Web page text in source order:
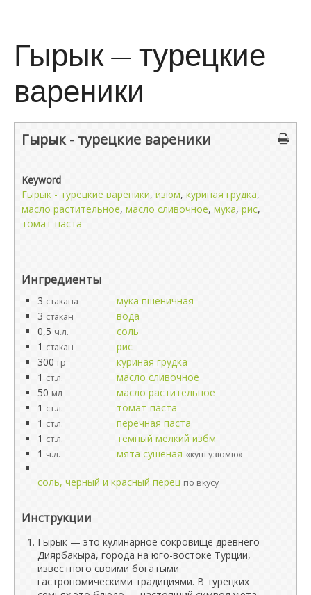
Гырык — турецкие
вареники
Гырык - турецкие вареники
Keyword
Гырык - турецкие вареники, изюм, куриная грудка,
масло растительное, масло сливочное, мука, рис,
томат-паста
Ингредиенты
3 стакана
мука пшеничная
3 стакан
вода
0,5 ч.л.
соль
1 стакан
рис
300 гр
куриная грудка
1 ст.л.
масло сливочное
50 мл
масло растительное
1 ст.л.
томат-паста
1 ст.л.
перечная паста
1 ст.л.
темный мелкий избм
1 ч.л. мята сушеная «куш узюмю»
соль, черный и красный перец по вкусу
Инструкции
Гырык — это кулинарное сокровище древнего
Диярбакыра, города на юго-востоке Турции,
известного своими богатыми
гастрономическими традициями. В турецких